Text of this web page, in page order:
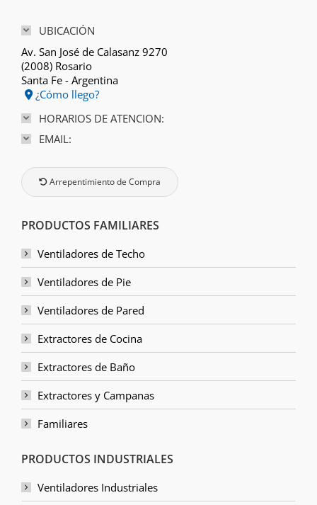
UBICACIÓN
Av. San José de Calasanz 9270
(2008) Rosario
Santa Fe - Argentina
¿Cómo llego?
HORARIOS DE ATENCION:
EMAIL:
Arrepentimiento de Compra
PRODUCTOS FAMILIARES
Ventiladores de Techo
Ventiladores de Pie
Ventiladores de Pared
Extractores de Cocina
Extractores de Baño
Extractores y Campanas
Familiares
PRODUCTOS INDUSTRIALES
Ventiladores Industriales